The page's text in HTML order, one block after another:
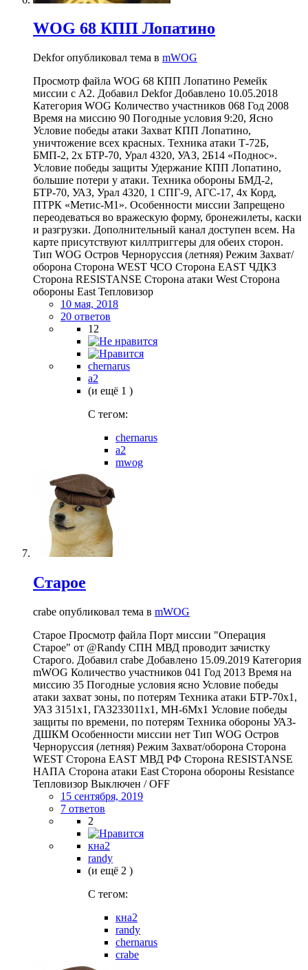
WOG 68 КПП Лопатино
Dekfor опубликовал тема в mWOG
Просмотр файла WOG 68 КПП Лопатино Ремейк
миссии с А2. Добавил Dekfor Добавлено 10.05.2018
Категория WOG Количество участников 068 Год 2008
Время на миссию 90 Погодные условия 9:20, Ясно
Условие победы атаки Захват КПП Лопатино,
уничтожение всех красных. Техника атаки Т-72Б,
БМП-2, 2х БТР-70, Урал 4320, УАЗ, 2Б14 «Поднос».
Условие победы защиты Удержание КПП Лопатино,
большие потери у атаки. Техника обороны БМД-2,
БТР-70, УАЗ, Урал 4320, 1 СПГ-9, АГС-17, 4х Корд,
ПТРК «Метис-М1». Особенности миссии Запрещено
переодеваться во вражескую форму, бронежилеты, каски
и разгрузки. Дополнительный канал доступен всем. На
карте присутствуют киллтриггеры для обеих сторон.
Тип WOG Остров Черноруссия (летняя) Режим Захват/
оборона Сторона WEST ЧСО Сторона EAST ЧДКЗ
Сторона RESISTANSE Сторона атаки West Сторона
обороны East Тепловизор
10 мая, 2018
20 ответов
12
chernarus
a2
(и ещё 1 )
C тегом:
chernarus
a2
mwog
Старое
crabe опубликовал тема в mWOG
Старое Просмотр файла Порт миссии "Операция
Старое" от @Randy СПН МВД проводит зачистку
Старого. Добавил crabe Добавлено 15.09.2019 Категория
mWOG Количество участников 041 Год 2013 Время на
миссию 35 Погодные условия ясно Условие победы
атаки захват зоны, по потерям Техника атаки БТР-70x1,
УАЗ 3151x1, ГАЗ233011x1, MH-6Mx1 Условие победы
защиты по времени, по потерям Техника обороны УАЗ-
ДШКМ Особенности миссии нет Тип WOG Остров
Черноруссия (летняя) Режим Захват/оборона Сторона
WEST Сторона EAST МВД РФ Сторона RESISTANSE
НАПА Сторона атаки East Сторона обороны Resistance
Тепловизор Выключен / OFF
15 сентября, 2019
7 ответов
2
кна2
randy
(и ещё 2 )
C тегом:
кна2
randy
chernarus
crabe